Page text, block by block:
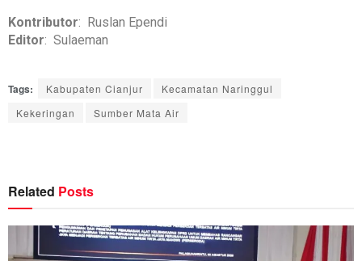
Kontributor: Ruslan Ependi
Editor: Sulaeman
Tags: Kabupaten Cianjur
Kecamatan Naringgul
Kekeringan
Sumber Mata Air
Related Posts